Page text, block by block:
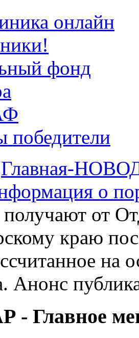
онлайн
фонд
победители
Главная-
о
получают от
краю
на
Анонс
- Главное